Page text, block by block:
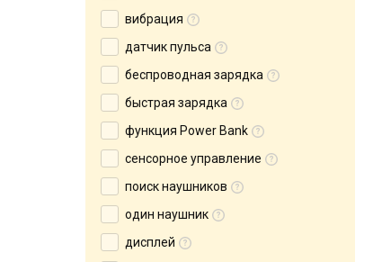
вибрация
датчик пульса
беспроводная зарядка
быстрая зарядка
функция Power Bank
сенсорное управление
поиск наушников
один наушник
дисплей